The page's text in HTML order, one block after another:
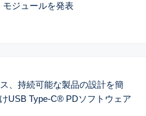
ジュールを発表
、持続可能な製品の設計を簡
USB Type-C® PDソフトウェア